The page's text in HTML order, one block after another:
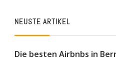
NEUSTE ARTIKEL
Die besten Airbnbs in